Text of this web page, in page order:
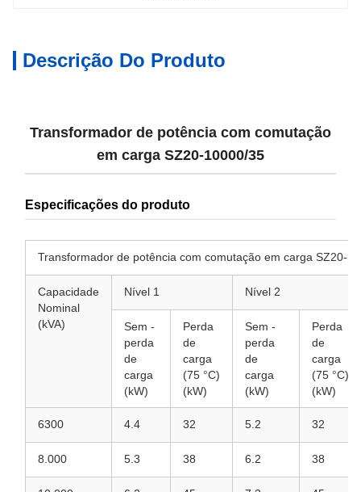
Descrição Do Produto
Transformador de potência com comutação
em carga SZ20-10000/35
Especificações do produto
Transformador de potência com comutação em carga SZ20-
Capacidade
Nominal
(kVA)
Nível 1 Nível 2
Sem -
perda
de
carga
(kW)
Perda
de
carga
(75 °C)
(kW)
Sem -
perda
de
carga
(kW)
Perda
de
carga
(75 °C)
(kW)
6300 4.4 32 5.2 32
8.000 5.3 38 6.2 38